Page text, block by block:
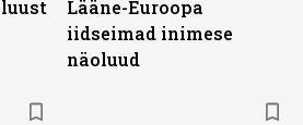
Lääne-Euroopa
iidseimad inimese
näoluud